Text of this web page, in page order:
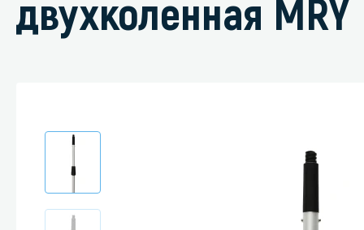
стрипперы
Средства
двухколенная MRY